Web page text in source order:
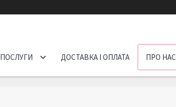
ДОСТАВКА І ОПЛАТА ПРО НАС